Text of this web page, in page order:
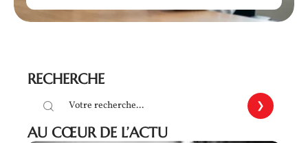
RECHERCHE
AU CŒUR DE L’ACTU